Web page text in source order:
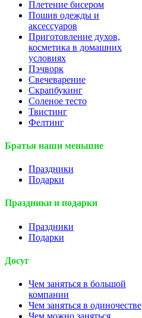
Плетение бисером
Пошив одежды и
аксессуаров
Приготовление духов,
косметика в домашних
условиях
Пэчворк
Свечеварение
Скрапбукинг
Соленое тесто
Твистинг
Фелтинг
Братья наши меньшие
Праздники
Подарки
Праздники и подарки
Праздники
Подарки
Досуг
Чем заняться в большой
компании
Чем заняться в одиночестве